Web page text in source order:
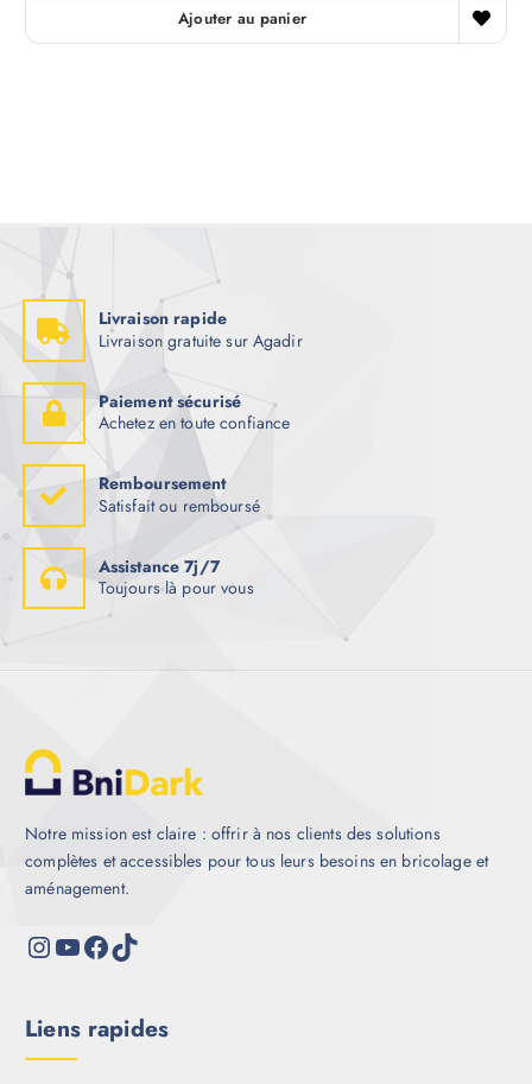
Ajouter au panier
Livraison rapide
Livraison gratuite sur Agadir
Paiement sécurisé
Achetez en toute confiance
Remboursement
Satisfait ou remboursé
Assistance 7j/7
Toujours là pour vous
Notre mission est claire : offrir à nos clients des solutions
complètes et accessibles pour tous leurs besoins en bricolage et
aménagement.
Liens rapides